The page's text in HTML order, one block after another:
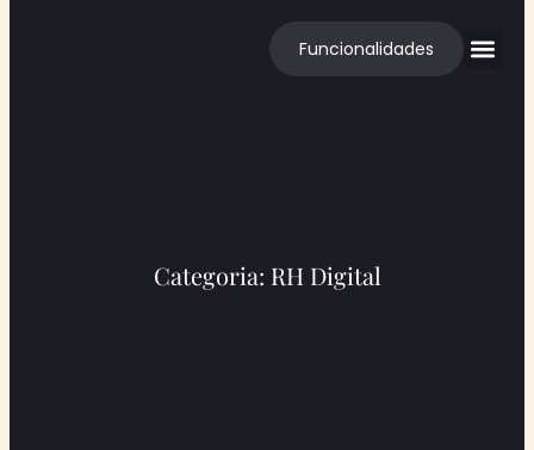
Funcionalidades
Categoria: RH Digital